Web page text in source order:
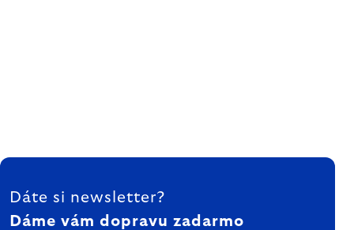
ZÁPÄTIE
Dáte si newsletter?
Dáme vám dopravu zadarmo